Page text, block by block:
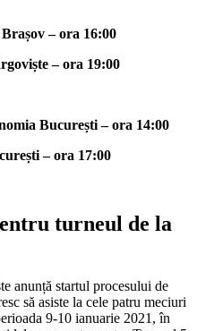
– ora 16:00
– ora 19:00
București – ora 14:00
– ora 17:00
turneul de la
anunță startul procesului de
să asiste la cele patru meciuri
9-10 ianuarie 2021, în